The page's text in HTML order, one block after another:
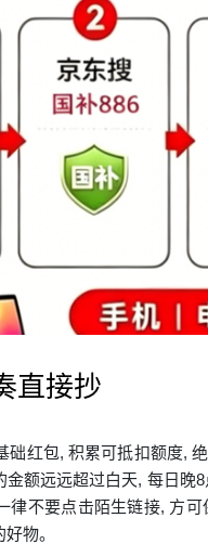
直接抄
础红包, 积累可抵扣额度,
额远远超过白天, 每日
律不要点击陌生链接, 方
物。